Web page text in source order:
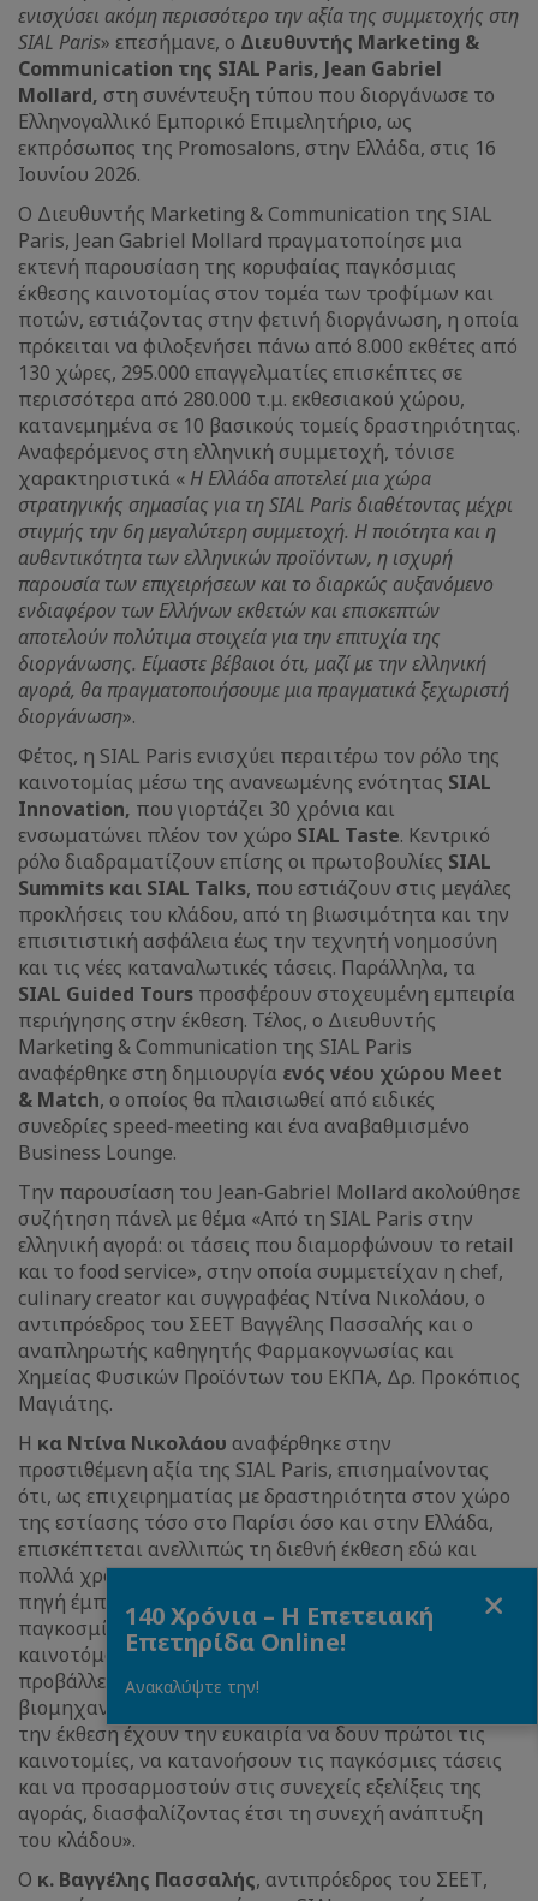
ενισχύσει ακόμη περισσότερο την αξία της συμμετοχής στη
SIAL Paris» επεσήμανε, o Διευθυντής Marketing &
Communication της SIAL Paris, Jean Gabriel
Mollard, στη συνέντευξη τύπου που διοργάνωσε το
Ελληνογαλλικό Εμπορικό Επιμελητήριο, ως
εκπρόσωπος της Promosalons, στην Ελλάδα, στις 16
Ιουνίου 2026.
Ο Διευθυντής Marketing & Communication της SIAL
Paris, Jean Gabriel Mollard πραγματοποίησε μια
εκτενή παρουσίαση της κορυφαίας παγκόσμιας
έκθεσης καινοτομίας στον τoμέα των τροφίμων και
ποτών, εστιάζοντας στην φετινή διοργάνωση, η οποία
πρόκειται να φιλοξενήσει πάνω από 8.000 εκθέτες από
130 χώρες, 295.000 επαγγελματίες επισκέπτες σε
περισσότερα από 280.000 τ.μ. εκθεσιακού χώρου,
κατανεμημένα σε 10 βασικούς τομείς δραστηριότητας.
Αναφερόμενος στη ελληνική συμμετοχή, τόνισε
χαρακτηριστικά « Η Ελλάδα αποτελεί μια χώρα
στρατηγικής σημασίας για τη SIAL Paris διαθέτοντας μέχρι
στιγμής την 6η μεγαλύτερη συμμετοχή. Η ποιότητα και η
αυθεντικότητα των ελληνικών προϊόντων, η ισχυρή
παρουσία των επιχειρήσεων και το διαρκώς αυξανόμενο
ενδιαφέρον των Ελλήνων εκθετών και επισκεπτών
αποτελούν πολύτιμα στοιχεία για την επιτυχία της
διοργάνωσης. Είμαστε βέβαιοι ότι, μαζί με την ελληνική
αγορά, θα πραγματοποιήσουμε μια πραγματικά ξεχωριστή
διοργάνωση».
Φέτος, η SIAL Paris ενισχύει περαιτέρω τον ρόλο της
καινοτομίας μέσω της ανανεωμένης ενότητας SIAL
Innovation, που γιορτάζει 30 χρόνια και
ενσωματώνει πλέον τον χώρο SIAL Taste. Κεντρικό
ρόλο διαδραματίζουν επίσης οι πρωτοβουλίες SIAL
Summits και SIAL Talks, που εστιάζουν στις μεγάλες
προκλήσεις του κλάδου, από τη βιωσιμότητα και την
επισιτιστική ασφάλεια έως την τεχνητή νοημοσύνη
και τις νέες καταναλωτικές τάσεις. Παράλληλα, τα
SIAL Guided Tours προσφέρουν στοχευμένη εμπειρία
περιήγησης στην έκθεση. Τέλος, ο Διευθυντής
Marketing & Communication της SIAL Paris
αναφέρθηκε στη δημιουργία ενός νέου χώρου Meet
& Match, ο οποίος θα πλαισιωθεί από ειδικές
συνεδρίες speed-meeting και ένα αναβαθμισμένο
Business Lounge.
Την παρουσίαση του Jean-Gabriel Mollard ακολούθησε
συζήτηση πάνελ με θέμα «Από τη SIAL Paris στην
ελληνική αγορά: οι τάσεις που διαμορφώνουν το retail
και το food service», στην οποία συμμετείχαν η chef,
culinary creator και συγγραφέας Ντίνα Νικολάου, ο
αντιπρόεδρος του ΣΕΕΤ Βαγγέλης Πασσαλής και ο
αναπληρωτής καθηγητής Φαρμακογνωσίας και
Χημείας Φυσικών Προϊόντων του ΕΚΠΑ, Δρ. Προκόπιος
Μαγιάτης.
Η κα Ντίνα Νικολάου αναφέρθηκε στην
προστιθέμενη αξία της SIAL Paris, επισημαίνοντας
ότι, ως επιχειρηματίας με δραστηριότητα στον χώρο
της εστίασης τόσο στο Παρίσι όσο και στην Ελλάδα,
επισκέπτεται ανελλιπώς τη διεθνή έκθεση εδώ και
πολλά χρόνια. Όπως ανέφερε, «Η SIAL Paris αποτελεί
πηγή έμπνευσης για τη βιομηχανία τροφίμων
παγκοσμίως και το απόλυτο σημείο συνάντησης για
καινοτόμους από όλο τον κόσμο, διότι όχι μόνο
προβάλλει αλλά διαμορφώνει τις νέες τάσεις της
βιομηχανίας. Οι επαγγελματίες που επισκέπτονται
την έκθεση έχουν την ευκαιρία να δουν πρώτοι τις
καινοτομίες, να κατανοήσουν τις παγκόσμιες τάσεις
και να προσαρμοστούν στις συνεχείς εξελίξεις της
αγοράς, διασφαλίζοντας έτσι τη συνεχή ανάπτυξη
του κλάδου».
Ο κ. Βαγγέλης Πασσαλής, αντιπρόεδρος του ΣΕΕΤ,
140 Χρόνια – Η Επετειακή
Επετηρίδα Online!
Ανακαλύψτε την!